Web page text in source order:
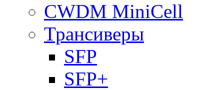
CWDM MiniCell
Трансиверы
SFP
SFP+